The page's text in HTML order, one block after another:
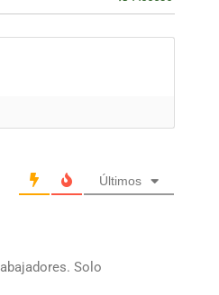
Últimos
Solo